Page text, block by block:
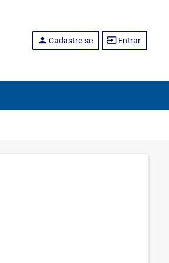
person Cadastre-se inputEntrar